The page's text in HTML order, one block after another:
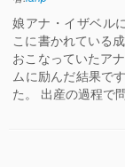
娘アナ・イザベル
こに書かれている
おこなっていたア
ムに励んだ結果で
た。 出産の過程で